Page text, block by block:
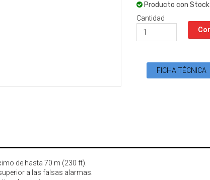
Producto con Stock
Cantidad
FICHA TÉCNICA
de hasta 70 m (230 ft).
a las falsas alarmas.